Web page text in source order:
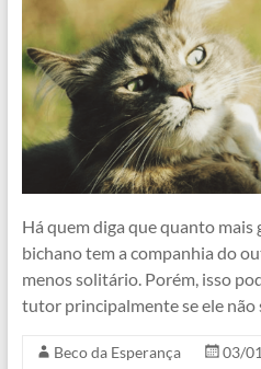
Há quem diga que quanto mais
bichano tem a companhia do
menos solitário. Porém, isso
tutor principalmente se ele
Beco da Esperança
03/